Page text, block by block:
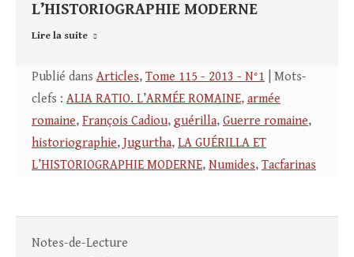
L’HISTORIOGRAPHIE MODERNE
Lire la suite
Publié dans Articles, Tome 115 - 2013 - N°1 | Mots-
clefs : ALIA RATIO. L’ARMÉE ROMAINE, armée
romaine, François Cadiou, guérilla, Guerre romaine,
historiographie, Jugurtha, LA GUÉRILLA ET
L’HISTORIOGRAPHIE MODERNE, Numides, Tacfarinas
Notes-de-Lecture